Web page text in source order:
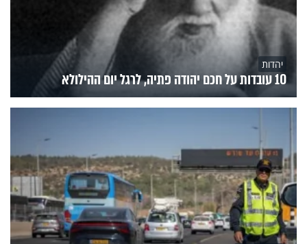
יהדות
10 עובדות על חכם יהודה פתיה, לרגל יום ההילולא